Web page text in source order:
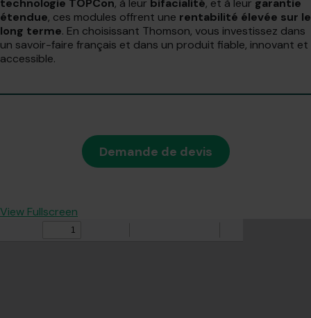
technologie TOPCon, à leur bifacialité, et à leur garantie
étendue, ces modules offrent une rentabilité élevée sur le
long terme. En choisissant Thomson, vous investissez dans
un savoir-faire français et dans un produit fiable, innovant et
accessible.
Demande de devis
View Fullscreen